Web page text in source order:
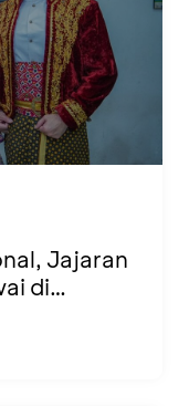
Jajaran
di